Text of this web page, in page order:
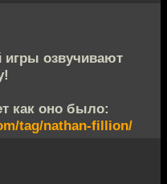
озвучивают
как оно было:
tag/nathan-fillion/